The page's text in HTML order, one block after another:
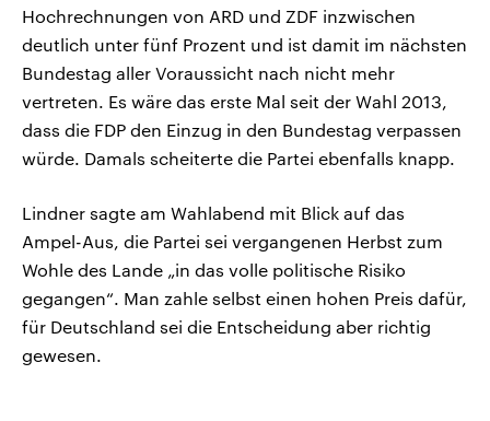
Hochrechnungen von ARD und ZDF inzwischen
deutlich unter fünf Prozent und ist damit im nächsten
Bundestag aller Voraussicht nach nicht mehr
vertreten. Es wäre das erste Mal seit der Wahl 2013,
dass die FDP den Einzug in den Bundestag verpassen
würde. Damals scheiterte die Partei ebenfalls knapp.
Lindner sagte am Wahlabend mit Blick auf das
Ampel-Aus, die Partei sei vergangenen Herbst zum
Wohle des Lande „in das volle politische Risiko
gegangen“. Man zahle selbst einen hohen Preis dafür,
für Deutschland sei die Entscheidung aber richtig
gewesen.